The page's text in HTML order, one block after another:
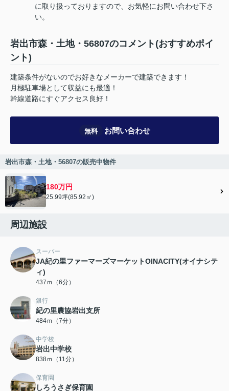
に取り扱っておりますので、お気軽にお問い合わせ下さ
い。
岩出市森・土地・56807のコメント(おすすめポイ
ント)
建築条件がないのでお好きなメーカーで建築できます！
月極駐車場として収益にも最適！
幹線道路にすぐアクセス良好！
無料 お問い合わせ
岩出市森・土地・56807の販売中物件
180万円
25.99坪(85.92㎡)
周辺施設
スーパー
JA紀の里ファーマーズマーケットOINACITY(オイナシテ
ィ)
437ｍ（6分）
銀行
紀の里農協岩出支所
484ｍ（7分）
中学校
岩出中学校
838ｍ（11分）
保育園
しろうさぎ保育園